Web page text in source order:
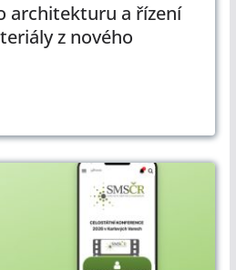
architekturu a řízení
z nového